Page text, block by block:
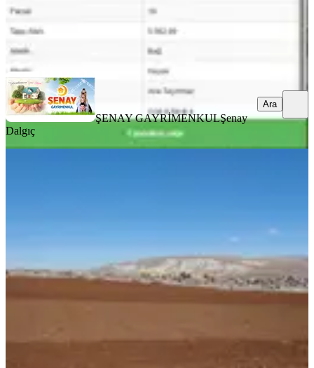
ŞENAY GAYRİMENKUL Şenay Dalgıç
Ara
ŞENAY GAYRİMENKULŞenay
Dalgıç
Ara
4.800.000 ₺